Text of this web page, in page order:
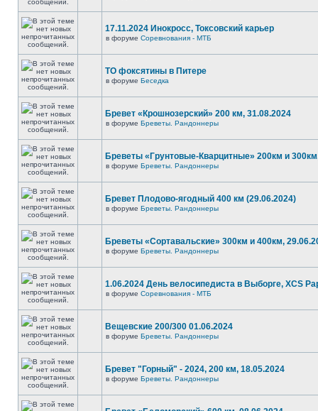
17.11.2024 Инокросс, Токсовский карьер
в форуме Соревнования - МТБ
ТО фоксятины в Питере
в форуме Беседка
Бревет «Крошнозерский» 200 км, 31.08.2024
в форуме Бреветы. Рандоннеры
Бреветы «Грунтовые-Кварцитные» 200км и
в форуме Бреветы. Рандоннеры
Бревет Плодово-ягодный 400 км (29.06.2024)
в форуме Бреветы. Рандоннеры
Бреветы «Сортавальские» 300км и 400км,
в форуме Бреветы. Рандоннеры
1.06.2024 День велосипедиста в Выборге, XCS
в форуме Соревнования - МТБ
Вещевские 200/300 01.06.2024
в форуме Бреветы. Рандоннеры
Бревет "Горный" - 2024, 200 км, 18.05.2024
в форуме Бреветы. Рандоннеры